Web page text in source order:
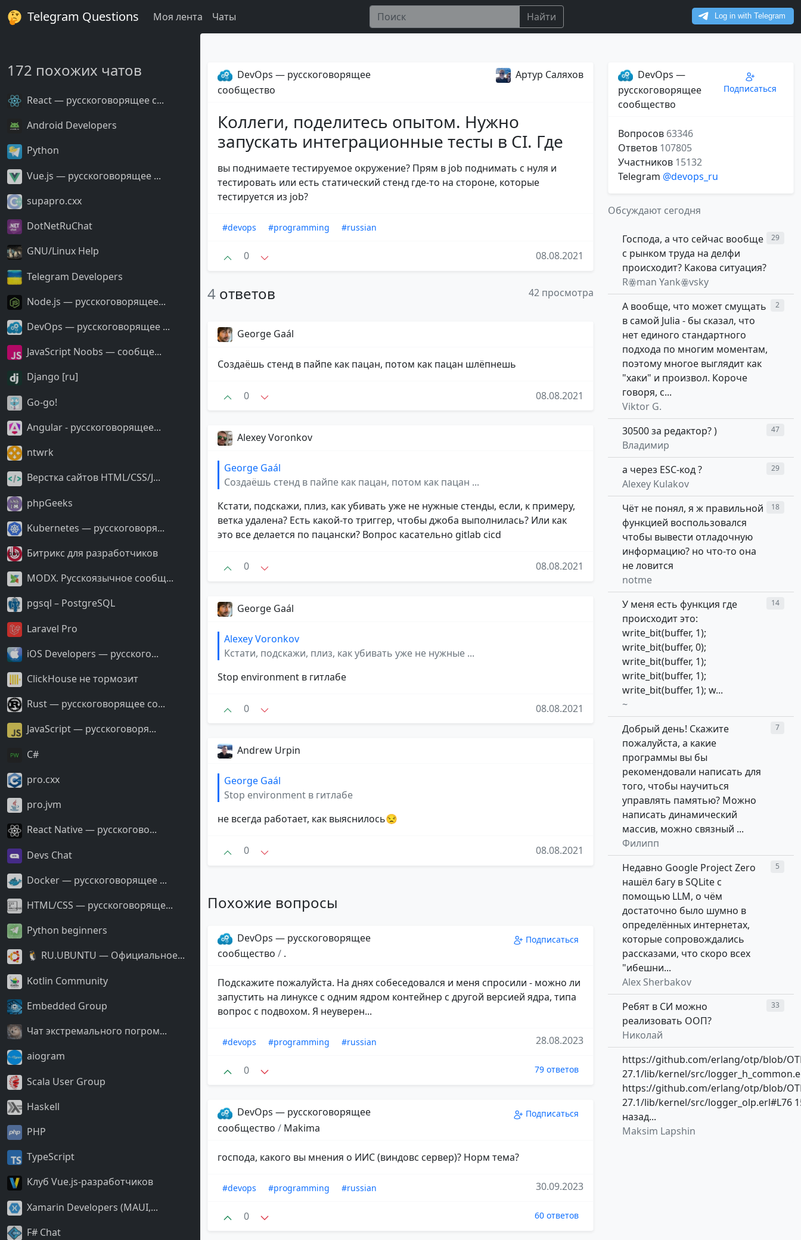
Telegram Questions Моя лента Чаты Найти
172 похожих чатов
React — русскоговорящее с...
Android Developers
Python
Vue.js — русскоговорящее ...
supapro.cxx
DotNetRuChat
GNU/Linux Help
Telegram Developers
Node.js — русскоговорящее...
DevOps — русскоговорящее ...
JavaScript Noobs — сообще...
Django [ru]
Go-go!
Angular - русскоговорящее...
ntwrk
Верстка сайтов HTML/CSS/J...
phpGeeks
Kubernetes — русскоговоря...
Битрикс для разработчиков
MODX. Русскоязычное сообщ...
pgsql – PostgreSQL
Laravel Pro
iOS Developers — русского...
ClickHouse не тормозит
Rust — русскоговорящее со...
JavaScript — русскоговоря...
С#
pro.cxx
pro.jvm
React Native — русскогово...
Devs Chat
Docker — русскоговорящее ...
HTML/CSS — русскоговоряще...
Python beginners
🐧 RU.UBUNTU — Официальное...
Kotlin Community
Embedded Group
Чат экстремального погром...
aiogram
Scala User Group
Haskell
PHP
TypeScript
Клуб Vue.js-разработчиков
Xamarin Developers (MAUI,...
F# Chat
DevOps — русскоговорящее
сообщество
Артур Саляхов
Коллеги, поделитесь опытом. Нужно
запускать интеграционные тесты в CI. Где
вы поднимаете тестируемое окружение? Прям в job поднимать с нуля и
тестировать или есть статический стенд где-то на стороне, которые
тестируется из job?
#devops #programming #russian
0 08.08.2021
4 ответов 42 просмотра
George Gaál
Создаёшь стенд в пайпе как пацан, потом как пацан шлёпнешь
0 08.08.2021
Alexey Voronkov
George Gaál
Создаёшь стенд в пайпе как пацан, потом как пацан ...
Кстати, подскажи, плиз, как убивать уже не нужные стенды, если, к примеру,
ветка удалена? Есть какой-то триггер, чтобы джоба выполнилась? Или как
это все делается по пацански? Вопрос касательно gitlab cicd
0 08.08.2021
George Gaál
Alexey Voronkov
Кстати, подскажи, плиз, как убивать уже не нужные ...
Stop environment в гитлабе
0 08.08.2021
Andrew Urpin
George Gaál
Stop environment в гитлабе
не всегда работает, как выяснилось😒
0 08.08.2021
Похожие вопросы
DevOps — русскоговорящее
сообщество / .
Подписаться
Подскажите пожалуйста. На днях собеседовался и меня спросили - можно ли
запустить на линуксе с одним ядром контейнер с другой версией ядра, типа
вопрос с подвохом. Я неуверен...
#devops #programming #russian 28.08.2023
0 79 ответов
DevOps — русскоговорящее
сообщество / Makima
Подписаться
господа, какого вы мнения о ИИС (виндовс сервер)? Норм тема?
#devops #programming #russian 30.09.2023
0 60 ответов
DevOps —
русскоговорящее
сообщество
Подписаться
Вопросов 63346
Ответов 107805
Участников 15132
Telegram @devops_ru
Обсуждают сегодня
Господа, а что сейчас вообще
с рынком труда на делфи
происходит? Какова ситуация?
Rꙮman Yankꙮvsky
29
А вообще, что может смущать
в самой Julia - бы сказал, что
нет единого стандартного
подхода по многим моментам,
поэтому многое выглядит как
"хаки" и произвол. Короче
говоря, с...
Viktor G.
2
30500 за редактор? )
Владимир
47
а через ESC-код ?
Alexey Kulakov
29
Чёт не понял, я ж правильной
функцией воспользовался
чтобы вывести отладочную
информацию? но что-то она
не ловится
notme
18
У меня есть функция где
происходит это:
write_bit(buffer, 1);
write_bit(buffer, 0);
write_bit(buffer, 1);
write_bit(buffer, 1);
write_bit(buffer, 1); w...
~
14
Добрый день! Скажите
пожалуйста, а какие
программы вы бы
рекомендовали написать для
того, чтобы научиться
управлять памятью? Можно
написать динамический
массив, можно связный ...
Филипп
7
Недавно Google Project Zero
нашёл багу в SQLite с
помощью LLM, о чём
достаточно было шумно в
определённых интернетах,
которые сопровождались
рассказами, что скоро всех
"ибешни...
Alex Sherbakov
5
Ребят в СИ можно
реализовать ООП?
Николай
33
https://github.com/erlang/otp/blob/
27.1/lib/kernel/src/
https://github.com/erlang/otp/blob/
27.1/lib/kernel/src/logger_olp.erl#L76
назад...
Maksim Lapshin